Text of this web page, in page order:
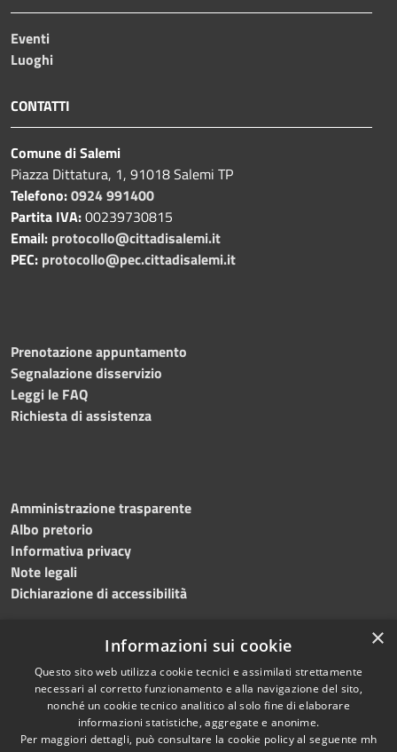
Eventi
Luoghi
CONTATTI
Comune di Salemi
Piazza Dittatura, 1, 91018 Salemi TP
Telefono:0924 991400
Partita IVA:00239730815
Email: protocollo@cittadisalemi.it
PEC: protocollo@pec.cittadisalemi.it
Prenotazione appuntamento
Segnalazione disservizio
Leggi le FAQ
Richiesta di assistenza
Amministrazione trasparente
Albo pretorio
Informativa privacy
Note legali
Dichiarazione di accessibilità
Accessibilità
Copyright © 2026 • Comune di
Salemi • Powered by
×
Informazioni sui cookie
Questo sito web utilizza cookie tecnici e assimilati strettamente
necessari al corretto funzionamento e alla navigazione del sito,
nonché un cookie tecnico analitico al solo fine di elaborare
informazioni statistiche, aggregate e anonime.
Per maggiori dettagli, può consultare la cookie policy al seguente mh